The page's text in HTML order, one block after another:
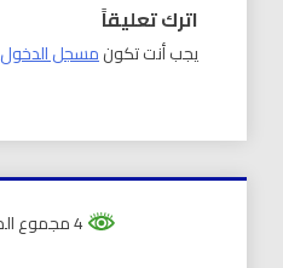
اترك تعليقاً
يجب أنت تكونمسجل الدخول